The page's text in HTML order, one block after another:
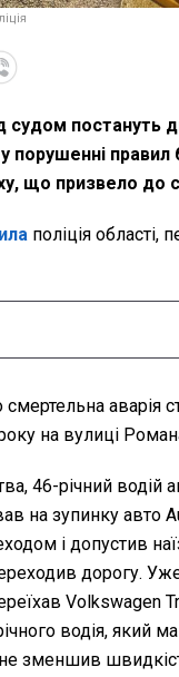
судом постануть
порушенні правил
що призвело до
поліція області,
аварія
на вулиці
46-річний водій
на зупинку авто
і допустив
дорогу.
Volkswagen
водія, який
зменшив